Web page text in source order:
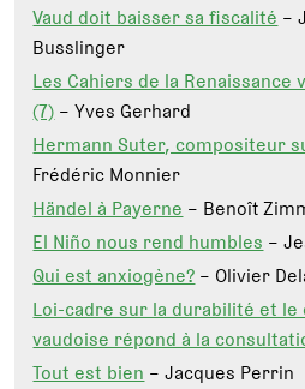
Vaud doit baisser sa fiscalité –
Busslinger
Les Cahiers de la Renaissance
(7) – Yves Gerhard
Hermann Suter, compositeur
Frédéric Monnier
Händel à Payerne – Benoît
El Niño nous rend humbles –
Qui est anxiogène? – Olivier
Loi-cadre sur la durabilité et le
vaudoise répond à la
Tout est bien – Jacques Perrin